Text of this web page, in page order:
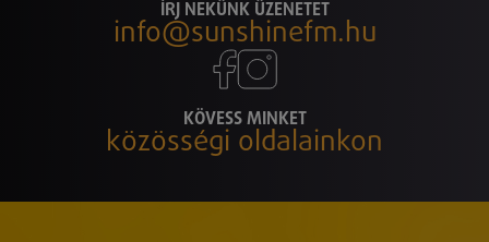
ÍRJ NEKÜNK ÜZENETET
info@sunshinefm.hu
KÖVESS MINKET
közösségi oldalainkon